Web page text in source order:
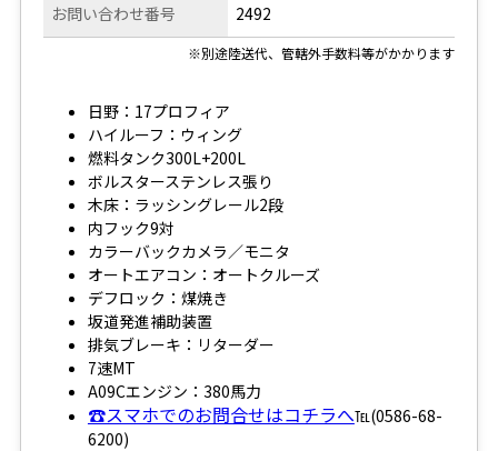
お問い合わせ番号 2492
※別途陸送代、管轄外手数料等がかかります
日野：17プロフィア
ハイルーフ：ウィング
燃料タンク300L+200L
ボルスターステンレス張り
木床：ラッシングレール2段
内フック9対
カラーバックカメラ／モニタ
オートエアコン：オートクルーズ
デフロック：煤焼き
坂道発進補助装置
排気ブレーキ：リターダー
7速MT
A09Cエンジン：380馬力
☎スマホでのお問合せはコチラへ℡(0586-68-
6200)